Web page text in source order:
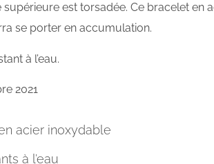
est torsadée. Ce bracelet en
se porter en accumulation.
à l’eau.
2021
acier inoxydable
à l’eau